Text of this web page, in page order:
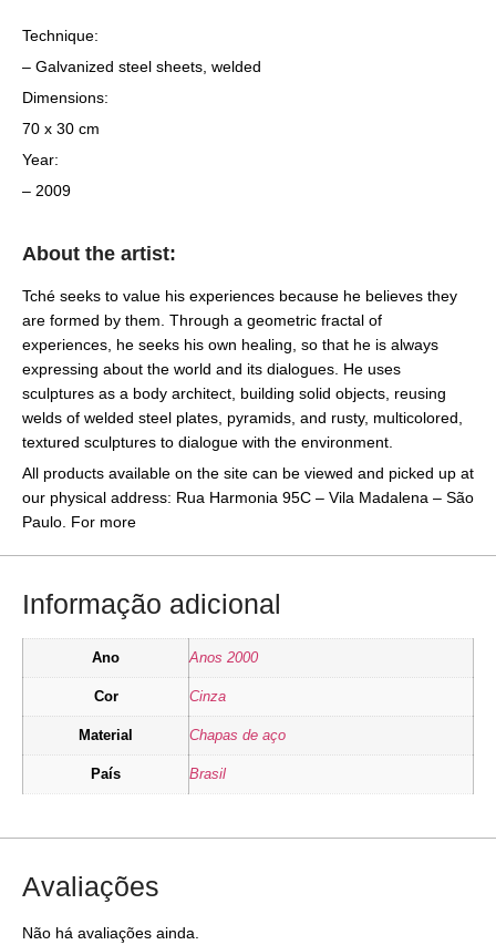
Technique:
– Galvanized steel sheets, welded
Dimensions:
70 x 30 cm
Year:
– 2009
About the artist:
Tché seeks to value his experiences because he believes they
are formed by them. Through a geometric fractal of
experiences, he seeks his own healing, so that he is always
expressing about the world and its dialogues. He uses
sculptures as a body architect, building solid objects, reusing
welds of welded steel plates, pyramids, and rusty, multicolored,
textured sculptures to dialogue with the environment.
All products available on the site can be viewed and picked up at
our physical address: Rua Harmonia 95C – Vila Madalena – São
Paulo. For more
Informação adicional
Ano Anos 2000
Cor Cinza
Material Chapas de aço
País Brasil
Avaliações
Não há avaliações ainda.